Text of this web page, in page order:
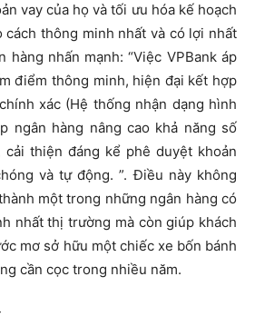
vay của họ và tối ưu hóa kế hoạch
cách thông minh nhất và có lợi nhất
nhấn mạnh: “Việc VPBank áp
điểm thông minh, hiện đại kết hợp
xác (Hệ thống nhận dạng hình
ngân hàng nâng cao khả năng số
thiện đáng kể phê duyệt khoản
và tự động. ”. Điều này không
một trong những ngân hàng có
nhất thị trường mà còn giúp khách
mơ sở hữu một chiếc xe bốn bánh
cần cọc trong nhiều năm.